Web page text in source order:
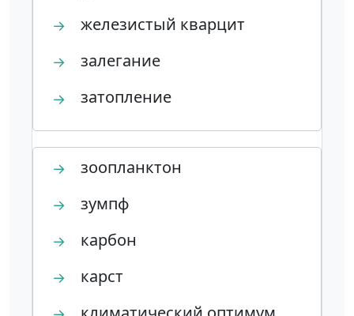
→ железистый кварцит
→ залегание
→ затопление
→ зоопланктон
→ зумпф
→ карбон
→ карст